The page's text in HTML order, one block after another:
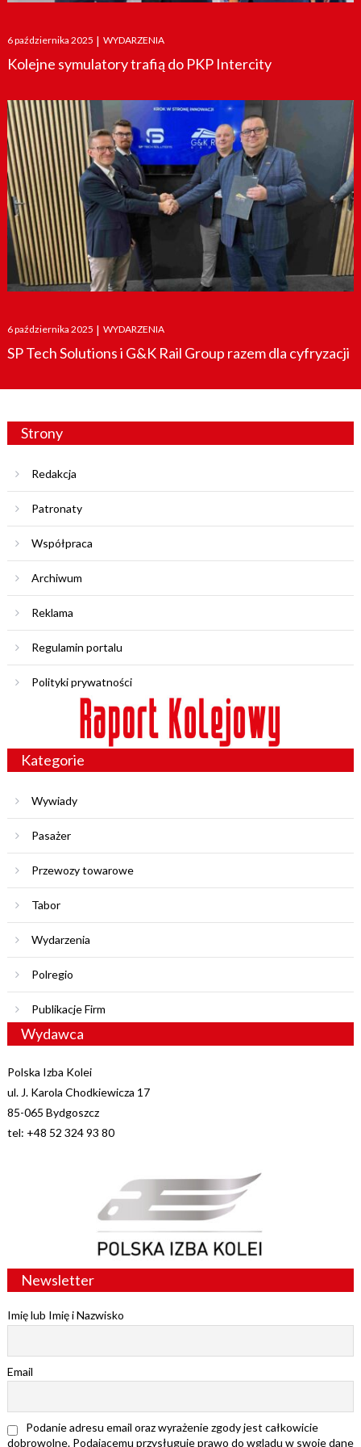
Posted
on
6 października 2025 | WYDARZENIA
Kolejne symulatory trafią do PKP Intercity
Posted
on
6 października 2025 | WYDARZENIA
SP Tech Solutions i G&K Rail Group razem dla cyfryzacji
Strony
Redakcja
Patronaty
Współpraca
Archiwum
Reklama
Regulamin portalu
Polityki prywatności
Kategorie
Wywiady
Pasażer
Przewozy towarowe
Tabor
Wydarzenia
Polregio
Publikacje Firm
Wydawca
Polska Izba Kolei
ul. J. Karola Chodkiewicza 17
85-065 Bydgoszcz
tel: +48 52 324 93 80
Newsletter
Imię lub Imię i Nazwisko
Email
Podanie adresu email oraz wyrażenie zgody jest całkowicie
dobrowolne. Podającemu przysługuje prawo do wglądu w swoje dane